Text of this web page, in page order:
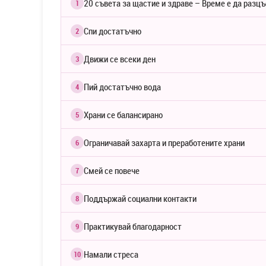
1 20 съвета за щастие и здраве – Време е да
2 Спи достатъчно
3 Движи се всеки ден
4 Пий достатъчно вода
5 Храни се балансирано
6 Ограничавай захарта и преработените храни
7 Смей се повече
8 Поддържай социални контакти
9 Практикувай благодарност
10 Намали стреса